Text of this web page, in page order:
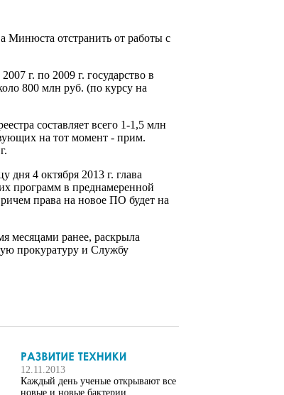
Минюста отстранить от работы с
г. по 2009 г. государство в
800 млн руб. (по курсу на
составляет всего 1-1,5 млн
на тот момент - прим.
дня 4 октября 2013 г. глава
программ в преднамеренной
права на новое ПО будет на
месяцами ранее, раскрыла
прокуратуру и Службу
12.11.2013
Каждый день ученые открывают все
новые и новые бактерии,